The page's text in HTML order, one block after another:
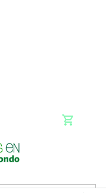
Kosár